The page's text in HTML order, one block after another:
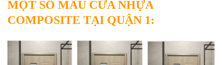
MỘT SỐ MẪU CỬA NHỰA
COMPOSITE TẠI QUẬN 1: